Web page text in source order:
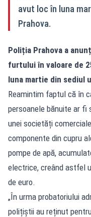
avut loc în luna
Prahova.
Poliția Prahova a
furtului în valoare de
luna martie din sediul
Reamintim faptul că în
persoanele bănuite ar fi
unei societăți
componente din cupru
pompe de apă,
electrice, creând astfel
de euro.
„În urma probatoriului
polițiștii au reținut